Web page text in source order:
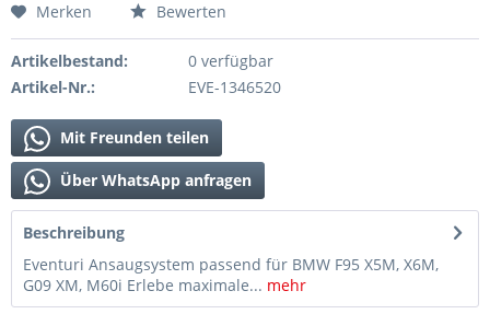
Merken Bewerten
Artikelbestand:
0 verfügbar
Artikel-Nr.:
EVE-1346520
Mit Freunden teilen
Über WhatsApp anfragen
Beschreibung
Eventuri Ansaugsystem passend für BMW F95 X5M, X6M,
G09 XM, M60i Erlebe maximale... mehr